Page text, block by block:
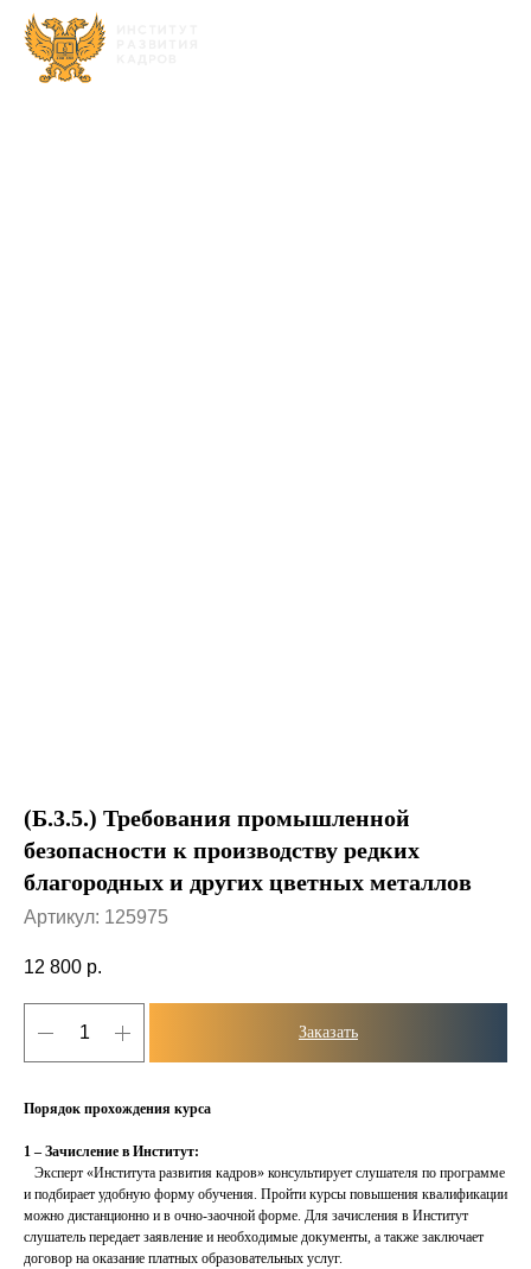
(Б.3.5.) Требования промышленной
безопасности к производству редких
благородных и других цветных металлов
Артикул: 125975
12 800 р.
Заказать
Порядок прохождения курса
1 – Зачисление в Институт:
Эксперт «Института развития кадров» консультирует слушателя по программе
и подбирает удобную форму обучения. Пройти курсы повышения квалификации
можно дистанционно и в очно-заочной форме. Для зачисления в Институт
слушатель передает заявление и необходимые документы, а также заключает
договор на оказание платных образовательных услуг.